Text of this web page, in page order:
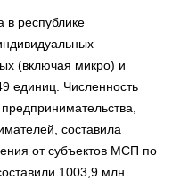
в республике
(включая микро) и
единиц. Численность
составила
от субъектов МСП по
1003,9 млн